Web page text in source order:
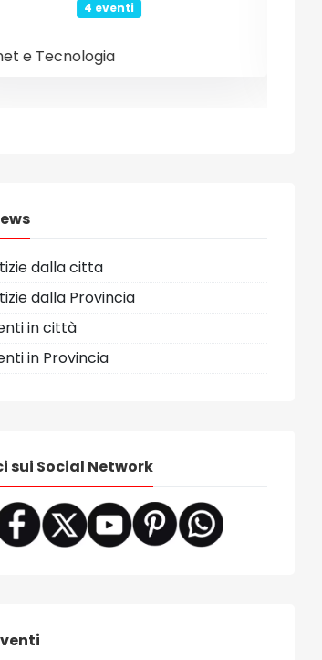
4 eventi
e Tecnologia
dalla citta
dalla Provincia
in città
in Provincia
sui Social Network